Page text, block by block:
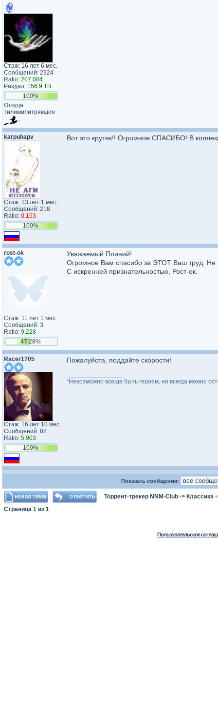
Стаж: 16 лет 6 мес.
Сообщений: 2324
Ratio: 207.004
Раздал: 156.9 TB
100%
Откуда:
тилимилитрямдия
karpuhapv
Стаж: 13 лет 1 мес.
Сообщений: 218
Ratio: 0.153
100%
Вот это крутяк!! Огромное СПАСИБО! В
rost-ok
Стаж: 11 лет 1 мес.
Сообщений: 3
Ratio: 9.228
47.28%
Уважаемый Плиний!
Огромное Вам спасибо за ЭТОТ Ваш труд. Не
С искренней признательностью, Рост-ок.
Racer1705
Стаж: 16 лет 10 мес.
Сообщений: 88
Ratio: 5.903
100%
Пожалуйста, поддайте скорости!
“Невозможно всегда быть героем, но всегда можно
Показать сообщения:
Торрент-трекер NNM-Club -> Классика
Страница 1 из 1
Пользовательское